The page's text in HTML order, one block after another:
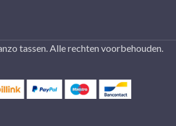
tassen. Alle rechten voorbehouden.